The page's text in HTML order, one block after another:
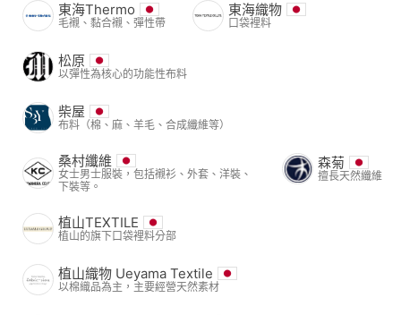
東海Thermo
毛襯、黏合襯、彈性帶
東海織物
口袋裡料
松原
以彈性為核心的功能性布料
柴屋
布料（棉、麻、羊毛、合成纖維等）
桑村纖維
女士男士服裝，包括襯衫、外套、洋裝、
下裝等。
森菊
擅長天然纖維
植山TEXTILE
植山的旗下口袋裡料分部
植山織物 Ueyama Textile
以棉織品為主，主要經營天然素材